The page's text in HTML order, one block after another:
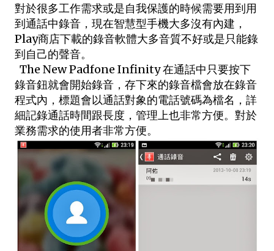
對於很多工作需求或是自我保護的時候需要用到用
到通話中錄音，現在智慧型手機大多沒有內建，
Play商店下載的錄音軟體大多音質不好或是只能錄
到自己的聲音。
The New Padfone Infinity 在通話中只要按下
錄音鈕就會開始錄音，存下來的錄音檔會放在錄音
程式內，標題會以通話對象的電話號碼為檔名，詳
細記錄通話時間跟長度，管理上也非常方便。對於
業務需求的使用者非常方便。